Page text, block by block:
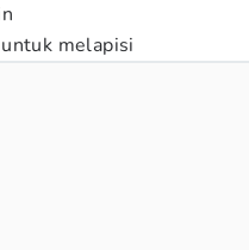
melapisi